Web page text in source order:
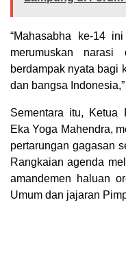
“Mahasabha ke-14
merumuskan
berdampak nyata bagi
dan bangsa
Sementara itu, Ketua
Eka Yoga Mahendra,
pertarungan gagasan
Rangkaian agenda
amandemen haluan
Umum dan jajaran